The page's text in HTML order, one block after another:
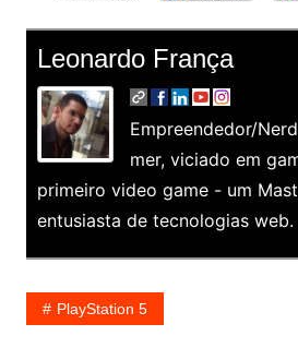
Leonardo França
Empreendedor/
mer, viciado em
primeiro video game - um
entusiasta de tecnologias web.
PlayStation 5